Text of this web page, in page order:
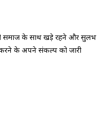
समाज के साथ खड़े रहने और सुलभ
करने के अपने संकल्प को जारी